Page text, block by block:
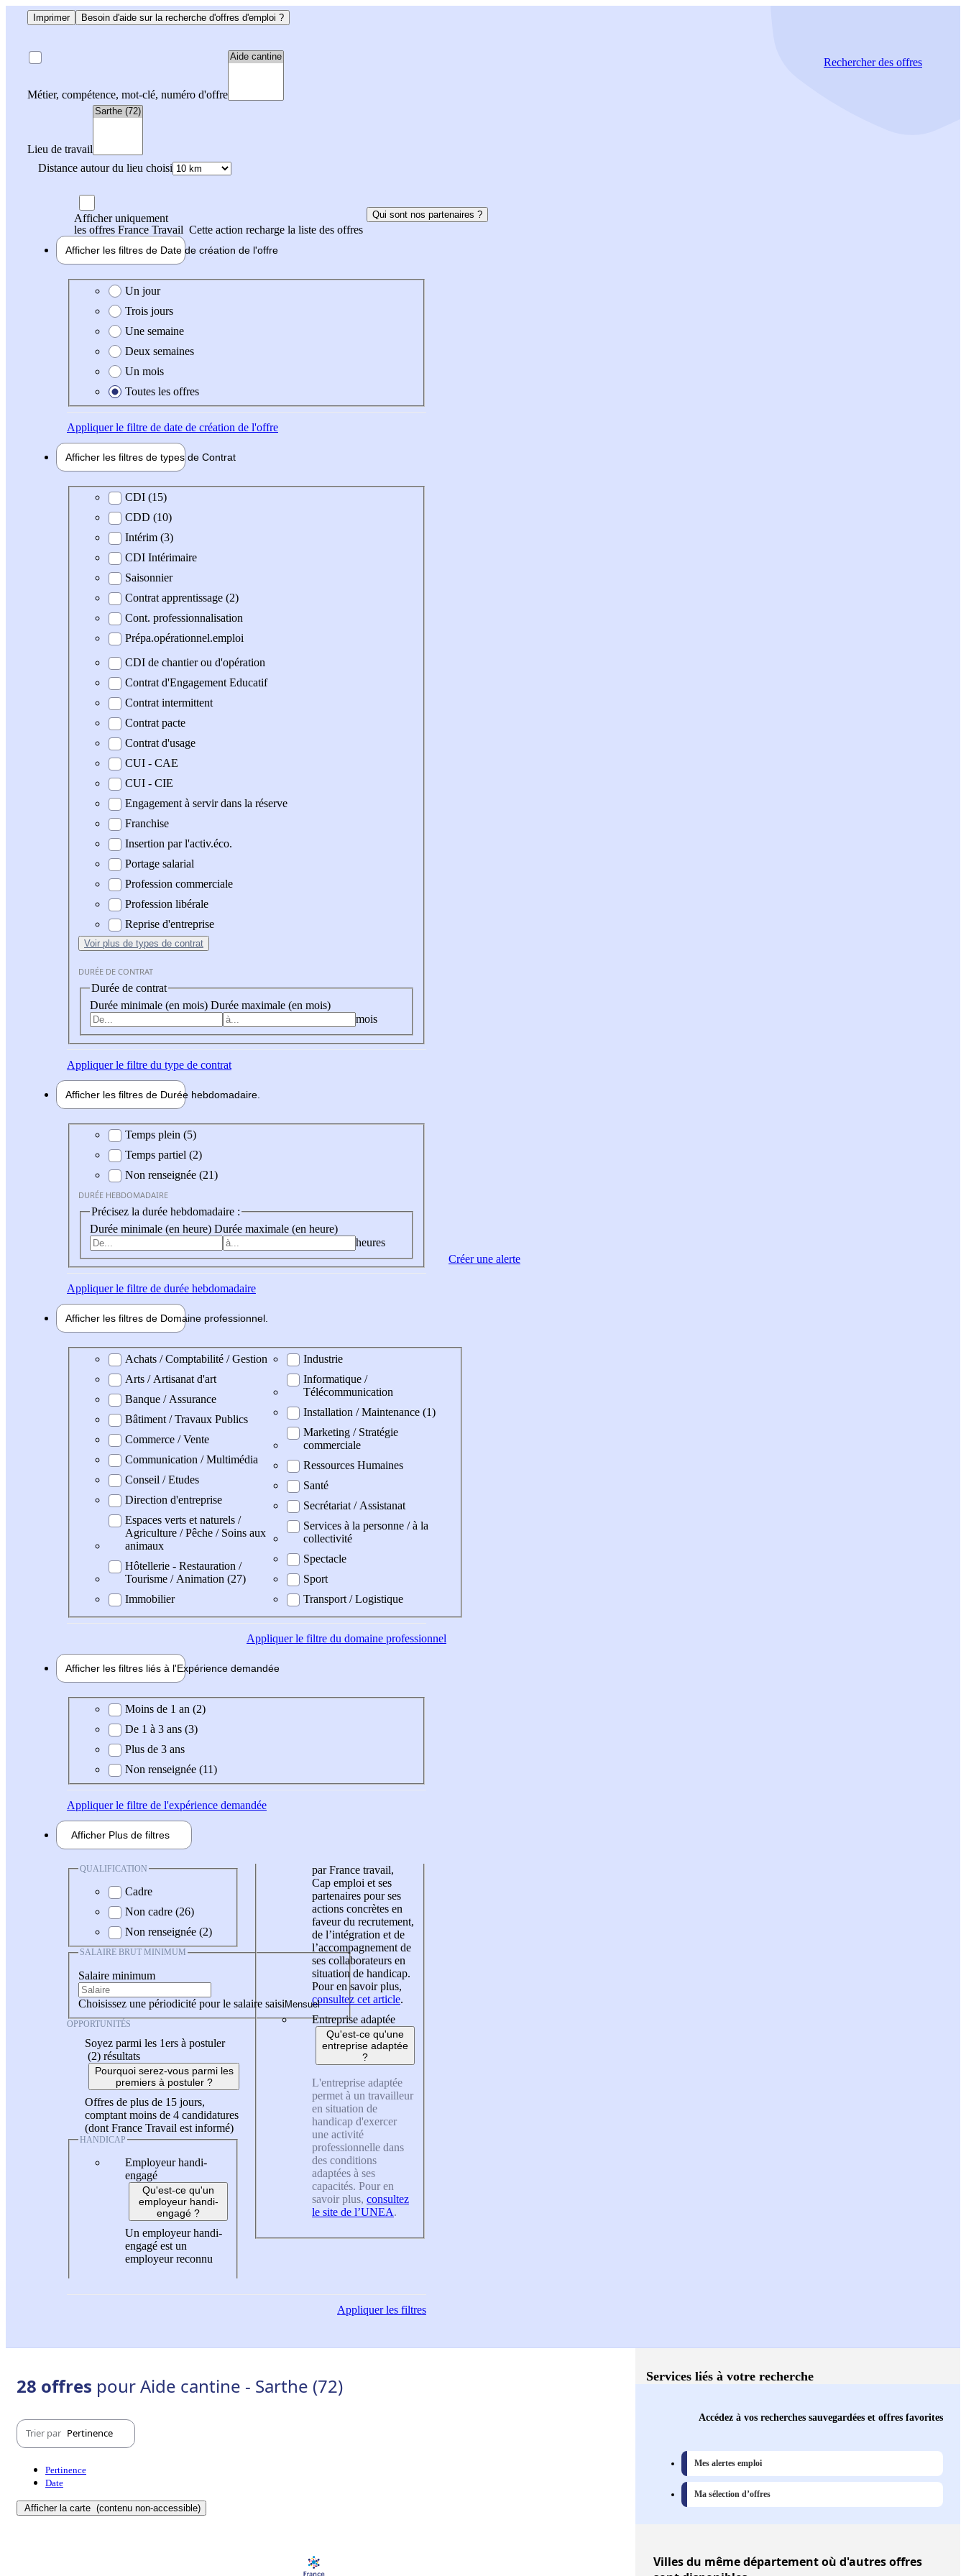
Imprimer Besoin d'aide sur la recherche d'offres d'emploi ?
Métier, compétence, mot-clé, numéro d'offre
Lieu de travail
Distance autour du lieu choisi
Rechercherdes offres
Afficher uniquement
les offres France Travail Cette action recharge la liste des offres
Qui sont nos partenaires ?
Afficher les filtres de Date de création de l'offre
Date de création de l'offre
Un jour
Trois jours
Une semaine
Deux semaines
Un mois
Toutes les offres
Appliquerle filtre de date de création de l'offre
Afficher les filtres de types de Contrat
Type de contratCDI (15)
CDD (10)
Intérim (3)
CDI Intérimaire
Saisonnier
Contrat apprentissage (2)
Cont. professionnalisation
Prépa.opérationnel.emploi
CDI de chantier ou d'opération
Contrat d'Engagement Educatif
Contrat intermittent
Contrat pacte
Contrat d'usage
CUI - CAE
CUI - CIE
Engagement à servir dans la réserve
Franchise
Insertion par l'activ.éco.
Portage salarial
Profession commerciale
Profession libérale
Reprise d'entreprise
Voir plus de types de contrat
DURÉE DE CONTRAT
Durée de contrat
Durée minimale (en mois) Durée maximale (en mois)
mois
Appliquerle filtre du type de contrat
Afficher les filtres de Durée hebdomadaire
Durée hebdomadaire
Temps plein (5)
Temps partiel (2)
Non renseignée (21)
DURÉE HEBDOMADAIRE
Précisez la durée hebdomadaire :
Durée minimale (en heure) Durée maximale (en heure)
heures
Appliquerle filtre de durée hebdomadaire
Afficher les filtres de Domaine professionnel
Domaine professionel
Achats / Comptabilité / Gestion
Arts / Artisanat d'art
Banque / Assurance
Bâtiment / Travaux Publics
Commerce / Vente
Communication / Multimédia
Conseil / Etudes
Direction d'entreprise
Espaces verts et naturels /
Agriculture / Pêche / Soins aux
animaux
Hôtellerie - Restauration /
Tourisme / Animation (27)
Immobilier
Industrie
Informatique /
Télécommunication
Installation / Maintenance (1)
Marketing / Stratégie
commerciale
Ressources Humaines
Santé
Secrétariat / Assistanat
Services à la personne / à la
collectivité
Spectacle
Sport
Transport / Logistique
Appliquerle filtre du domaine professionnel
Afficher les filtres liés à l'Expérience demandée
Expérience demandée
Moins de 1 an (2)
De 1 à 3 ans (3)
Plus de 3 ans
Non renseignée (11)
Appliquerle filtre de l'expérience demandée
Afficher Plus de filtres
QUALIFICATION
Cadre
Non cadre (26)
Non renseignée (2)
SALAIRE BRUT MINIMUM
Salaire minimum
Choisissez une périodicité pour le salaire saisi
OPPORTUNITÉS
Soyez parmi les 1ers à postuler
(2) résultats
Pourquoi serez-vous parmi les
premiers à postuler ?
Offres de plus de 15 jours,
comptant moins de 4 candidatures
(dont France Travail est informé)
HANDICAP
Employeur handi-
engagé
Qu'est-ce qu'un
employeur handi-
engagé ?
Un employeur handi-
engagé est un
employeur reconnu
par France travail,
Cap emploi et ses
partenaires pour ses
actions concrètes en
faveur du recrutement,
de l’intégration et de
l’accompagnement de
ses collaborateurs en
situation de handicap.
Pour en savoir plus,
consultez cet article.
Entreprise adaptée
Qu'est-ce qu'une
entreprise adaptée
?
L'entreprise adaptée
permet à un travailleur
en situation de
handicap d'exercer
une activité
professionnelle dans
des conditions
adaptées à ses
capacités. Pour en
savoir plus, consultez
le site de l’UNEA.
Appliquerles filtres
Créer une alerte
28 offres pour Aide cantine - Sarthe (72)
Trier par Pertinence
Pertinence
Date
Afficher la carte (contenu non-accessible)
Services liés à votre recherche
Accédez à vos recherches sauvegardées et offres favorites
Mes alertes emploi
Ma sélection d’offres
Villesdu même département où d'autres offres